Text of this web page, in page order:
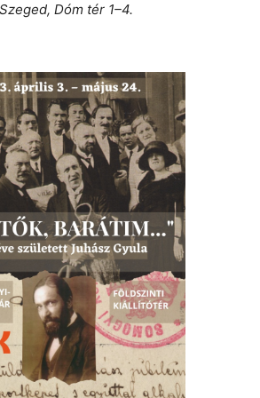
Dóm tér 1–4.